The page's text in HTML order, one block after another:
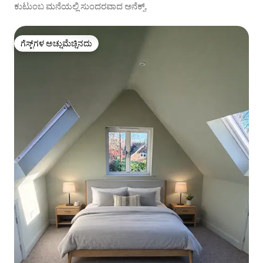
ಕುಟುಂಬ ಮನೆಯಲ್ಲಿ ಸುಂದರವಾದ ಅನೆಕ್ಸ್.
ಗೆಸ್ಟ್‌ಗಳ ಅಚ್ಚುಮೆಚ್ಚಿನದು
ಗೆಸ್ಟ್‌ಗಳ ಅಚ್ಚುಮೆಚ್ಚಿನದು